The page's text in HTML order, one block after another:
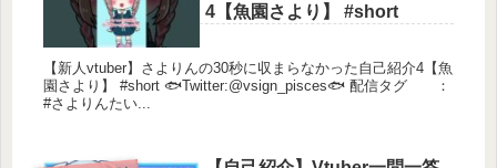
4【魚園さより】 #short
【新人vtuber】さよりんの30秒に収まらなかった自己紹介4【魚
園さより】 #short 🐟Twitter:@vsign_pisces🐟 配信タグ ：
#さよりんたい...